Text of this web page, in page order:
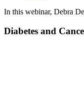
In this webinar, Debra
Diabetes and